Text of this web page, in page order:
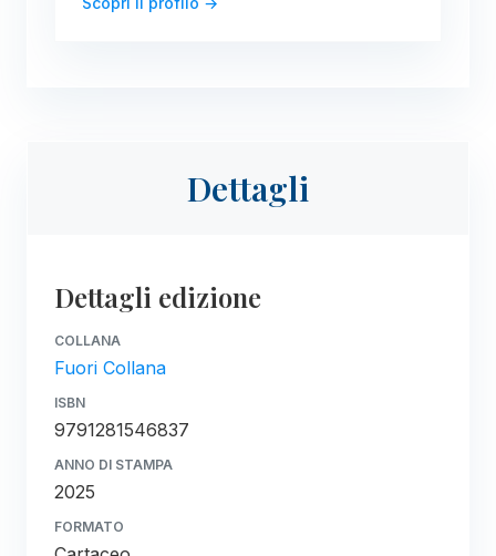
Dettagli
Dettagli edizione
COLLANA
Fuori Collana
ISBN
9791281546837
ANNO DI STAMPA
2025
FORMATO